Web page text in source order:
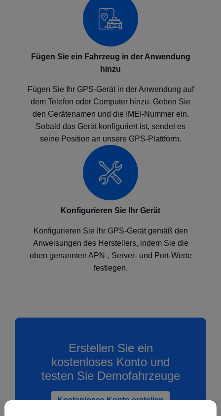
Fügen Sie ein Fahrzeug in der Anwendung
hinzu
Fügen Sie Ihr GPS-Gerät in der Anwendung auf
dem Telefon oder Computer hinzu. Geben Sie
den Gerätenamen und die IMEI-Nummer ein.
Sobald das Gerät konfiguriert ist, sendet es
seine Position an unsere GPS-Plattform.
Konfigurieren Sie Ihr Gerät
Konfigurieren Sie Ihr GPS-Gerät gemäß den
Anweisungen des Herstellers, indem Sie die
oben genannten APN-, Server- und Port-Werte
festlegen.
Erstellen Sie ein
kostenloses Konto und
testen Sie Demofahrzeuge
Kostenloses Konto erstellen